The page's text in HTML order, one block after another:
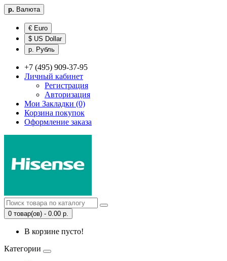
р. Валюта
€ Euro
$ US Dollar
р. Рубль
+7 (495) 909-37-95
Личный кабинет
Регистрация
Авторизация
Мои Закладки (0)
Корзина покупок
Оформление заказа
0 товар(ов) - 0.00 р.
В корзине пусто!
Категории